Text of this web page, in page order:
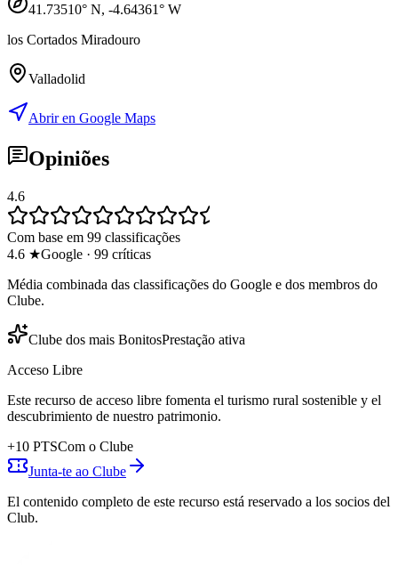
41.73510° N, -4.64361° W
los Cortados Miradouro
Valladolid
Abrir en Google Maps
Opiniões
4.6
Com base em 99 classificações
4.6 ★Google · 99 críticas
Média combinada das classificações do Google e dos membros do
Clube.
Clube dos mais BonitosPrestação ativa
Acceso Libre
Este recurso de acceso libre fomenta el turismo rural sostenible y el
descubrimiento de nuestro patrimonio.
+10 PTSCom o Clube
Junta-te ao Clube
El contenido completo de este recurso está reservado a los socios del
Club.